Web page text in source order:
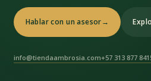
Hablar con un asesor→
info@tiendaambrosia.com+57 313 877